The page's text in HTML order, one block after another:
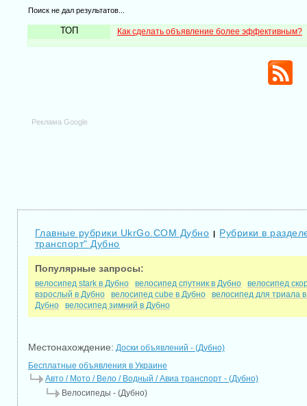
Поиск не дал результатов...
ТОП Как сделать объявление более эффективным?
Реклама Google
Главные рубрики UkrGo.COM Дубно | Рубрики в
транспорт" Дубно
Популярные запросы:
велосипед stark в Дубно велосипед спутник в Дубно
велосипед
взрослый в Дубно
велосипед cube в Дубно
велосипед для триала
Дубно
велосипед зимний в Дубно
Местонахождение: Доски объявлений - (Дубно)
Бесплатные объявления в Украине
Авто / Мото / Вело / Водный / Авиа транспорт - (Дубно)
Велосипеды - (Дубно)